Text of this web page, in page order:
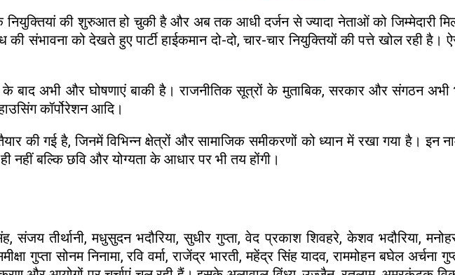
नियुक्तियां की शुरुआत हो चुकी है और अब तक आधी दर्जन से ज्यादा नेताओं को जिम्मेदारी
संभावना को देखते हुए पार्टी हाईकमान दो-दो, चार-चार नियुक्तियों की पत्ते खोल रही
के बाद अभी और घोषणाएं बाकी है। राजनीतिक सूत्रों के मुताबिक, सरकार और संगठन
कॉर्पोरेशन आदि।
की गई है, जिनमें विभिन्न क्षेत्रों और सामाजिक समीकरणों को ध्यान में रखा गया है। इन
नहीं बल्कि छवि और योग्यता के आधार पर भी तय होंगी।
तीर्थानी, मधुसुदन भदौरिया, सुधीर गुप्ता, वेद प्रकाश शिवहरे, केशव भदौरिया,
गुप्ता सोनम निनामा, रवि वर्मा, राजेंद्र भारती, महेंद्र सिंह यादव, राममोहन बघेल अर्चना